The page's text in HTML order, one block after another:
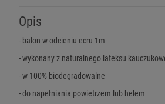
Opis
- balon w odcieniu ecru 1m
- wykonany z naturalnego lateksu
- w 100% biodegradowalne
- do napełniania powietrzem lub helem